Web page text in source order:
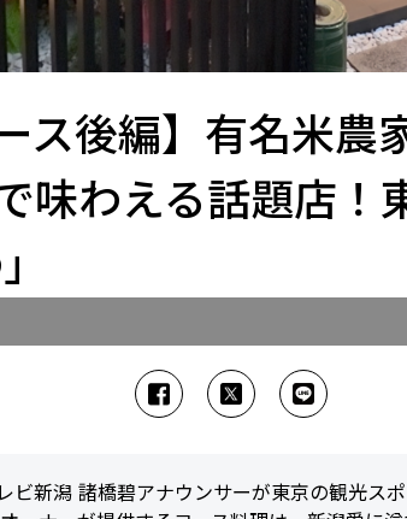
ス後編】有名米農
味わえる話題店！
ビ新潟 諸橋碧アナウンサーが東京の観光ス